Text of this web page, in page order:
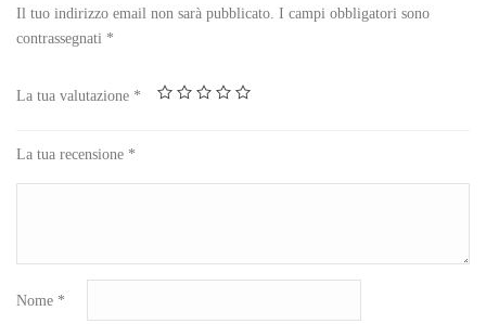
Il tuo indirizzo email non sarà pubblicato. I campi obbligatori sono
contrassegnati *
La tua valutazione *
La tua recensione *
Nome *